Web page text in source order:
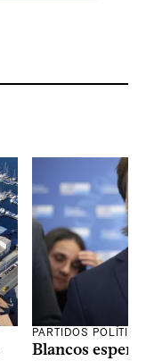
PARTIDOS
Blancos